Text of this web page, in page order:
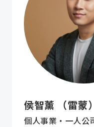
侯智薰 （雷蒙）
個人事業・一人